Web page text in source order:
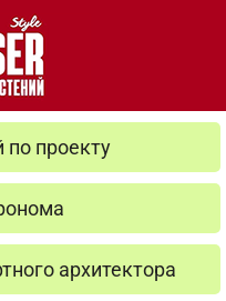
по проекту
архитектора